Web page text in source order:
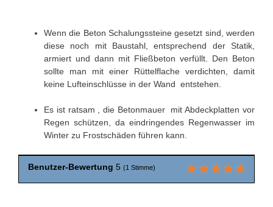
Wenn die Beton Schalungssteine gesetzt sind, werden
diese noch mit Baustahl, entsprechend der Statik,
armiert und dann mit Fließbeton verfüllt. Den Beton
sollte man mit einer Rüttelflache verdichten, damit
keine Lufteinschlüsse in der Wand entstehen.
Es ist ratsam , die Betonmauer mit Abdeckplatten vor
Regen schützen, da eindringendes Regenwasser im
Winter zu Frostschäden führen kann.
Benutzer-Bewertung 5 (1 Stimme)